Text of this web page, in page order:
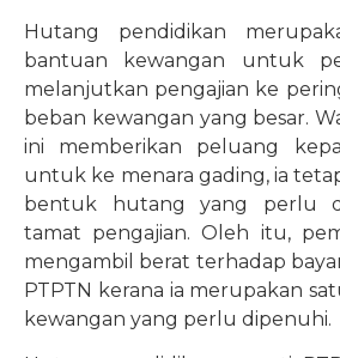
Hutang pendidikan
bantuan kewangan untuk
melanjutkan pengajian ke
beban kewangan yang besar.
ini memberikan peluang
untuk ke menara gading, ia
bentuk hutang yang perlu
tamat pengajian. Oleh itu,
mengambil berat terhadap
PTPTN kerana ia merupakan
kewangan yang perlu dipenuhi.